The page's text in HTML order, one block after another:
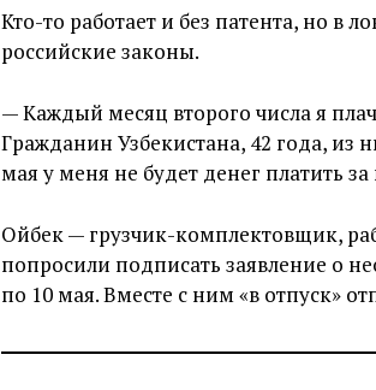
Кто-то работает и без патента, но в
российские законы.
— Каждый месяц второго числа я
Гражданин Узбекистана, 42 года, из
мая у меня не будет денег платить
Ойбек — грузчик-комплектовщик,
попросили подписать заявление о
по 10 мая. Вместе с ним «в отпуск»